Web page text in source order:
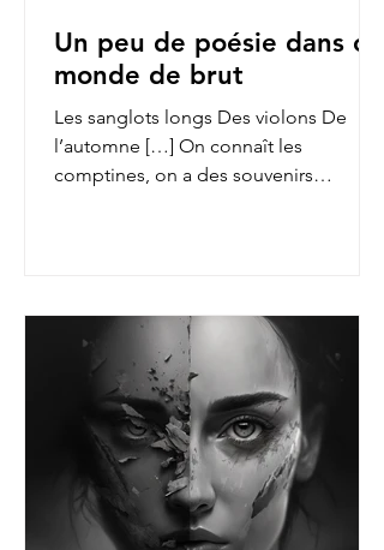
Un peu de poésie dans ce
monde de brut
Les sanglots longs Des violons De
l’automne […] On connaît les
comptines, on a des souvenirs